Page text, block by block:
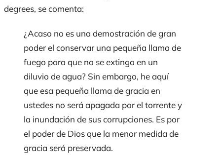
degrees, se comenta:
¿Acaso no es una demostración de gran
poder el conservar una pequeña llama de
fuego para que no se extinga en un
diluvio de agua? Sin embargo, he aquí
que esa pequeña llama de gracia en
ustedes no será apagada por el torrente y
la inundación de sus corrupciones. Es por
el poder de Dios que la menor medida de
gracia será preservada.